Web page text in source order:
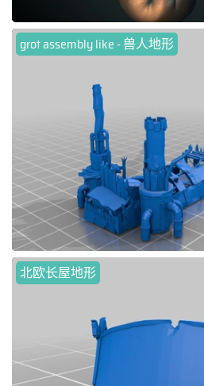
grot assembly like - 兽人地形
北欧长屋地形